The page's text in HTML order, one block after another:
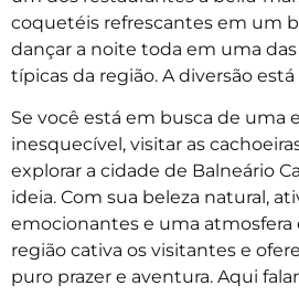
coquetéis refrescantes em um
dançar a noite toda em uma
típicas da região. A diversão
Se você está em busca de uma
inesquecível, visitar as
explorar a cidade de Balneário
ideia. Com sua beleza natural,
emocionantes e uma atmosfera
região cativa os visitantes e
puro prazer e aventura. Aqui